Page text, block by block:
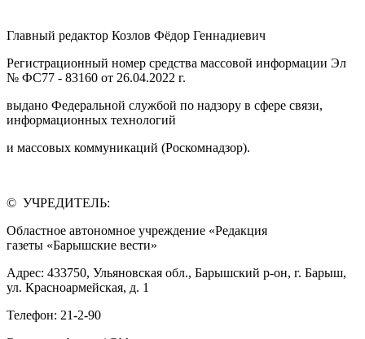
Главный редактор Козлов Фёдор Геннадиевич
Регистрационный номер средства массовой информации Эл
№ ФС77 - 83160 от 26.04.2022 г.
выдано Федеральной службой по надзору в сфере связи,
информационных технологий
и массовых коммуникаций (Роскомнадзор).
© УЧРЕДИТЕЛЬ:
Областное автономное учреждение «Редакция
газеты «Барышские вести»
Адрес: 433750, Ульяновская обл., Барышский р-он, г. Барыш,
ул. Красноармейская, д. 1
Телефон: 21-2-90